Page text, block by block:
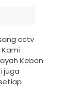
cctv
Kebon
juga